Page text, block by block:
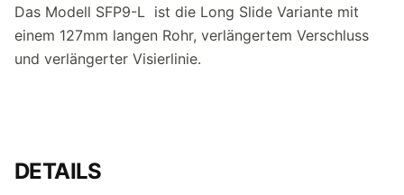
Das Modell SFP9-L ist die Long Slide Variante mit
einem 127mm langen Rohr, verlängertem Verschluss
und verlängerter Visierlinie.
DETAILS